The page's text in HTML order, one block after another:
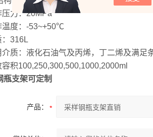
压力：20MPa
温度：-53~+50℃
：316L
介质：液化石油气及丙烯，丁二烯及满足
容积100,250,300,500,1000,2000ml
瓶支架可定制
产品：